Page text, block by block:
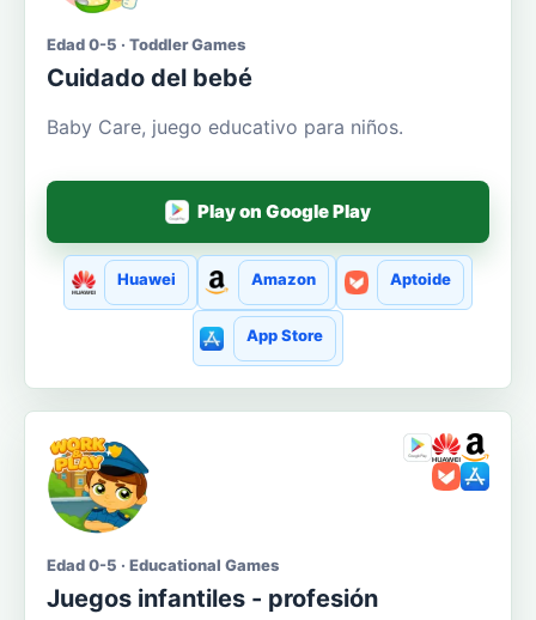
Edad 0-5 · Toddler Games
Cuidado del bebé
Baby Care, juego educativo para niños.
Play on Google Play
Huawei Amazon Aptoide
App Store
Edad 0-5 · Educational Games
Juegos infantiles - profesión